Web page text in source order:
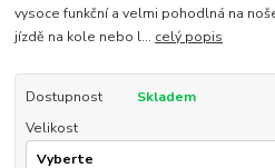
vysoce funkční a velmi pohodlná na
jízdě na kole nebo l... celý popis
Dostupnost
Skladem
Velikost